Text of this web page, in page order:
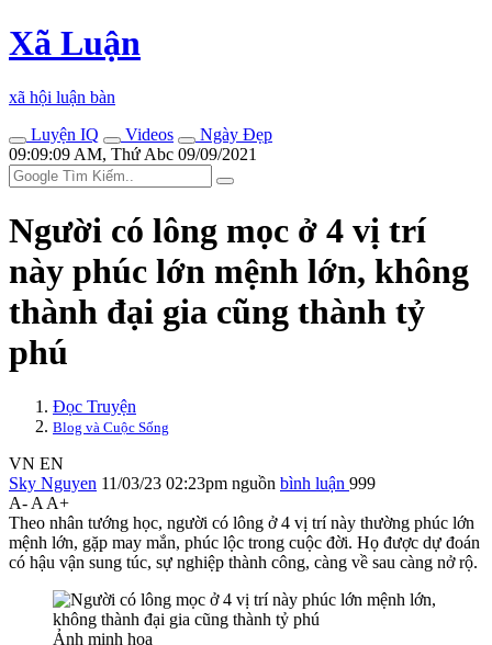
Xã Luận
xã hội luận bàn
Luyện IQ
Videos
Ngày Đẹp
09:09:09 AM, Thứ Abc 09/09/2021
Người có lông mọc ở 4 vị trí
này phúc lớn mệnh lớn, không
thành đại gia cũng thành tỷ
phú
Đọc Truyện
Blog và Cuộc Sống
VN EN
Sky Nguyen 11/03/23 02:23pm nguồn bình luận 999
A- A A+
Theo nhân tướng học, người có lông ở 4 vị trí này thường phúc lớn
mệnh lớn, gặp may mắn, phúc lộc trong cuộc đời. Họ được dự đoán
có hậu vận sung túc, sự nghiệp thành công, càng về sau càng nở rộ.
Ảnh minh họa